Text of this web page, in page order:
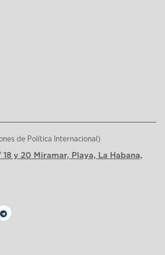
de Política Internacional)
y 20 Miramar, Playa, La Habana,